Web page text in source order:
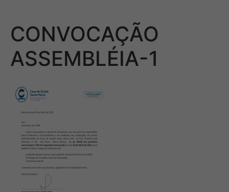
CONVOCAÇÃO
ASSEMBLÉIA-1